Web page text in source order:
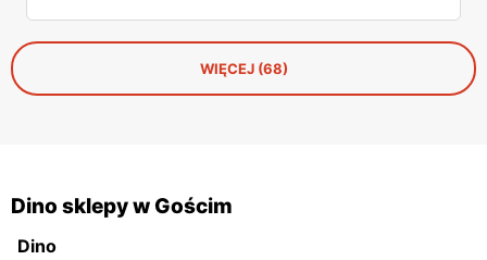
Rocher, Lindora i kilka innych markowych propozycji w
cenach, które robią różnicę. Zdążysz spokojnie — masz
WIĘCEJ (68)
Dino sklepy w Gościm
Dino